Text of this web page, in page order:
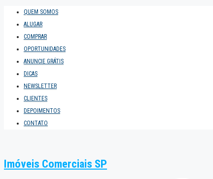
QUEM SOMOS
ALUGAR
COMPRAR
OPORTUNIDADES
ANUNCIE GRÁTIS
DICAS
NEWSLETTER
CLIENTES
DEPOIMENTOS
CONTATO
Imóveis Comerciais SP